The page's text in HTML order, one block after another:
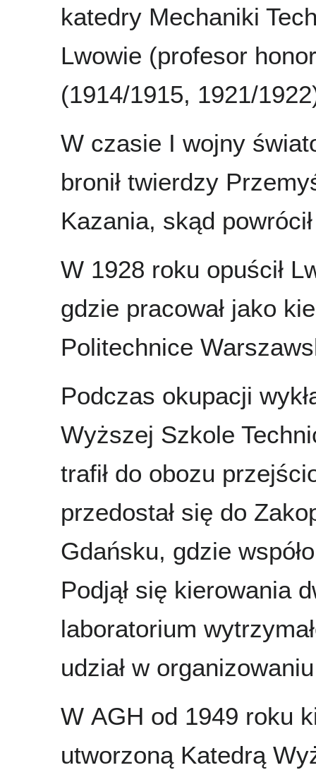
katedry Mechaniki
Lwowie (profesor
(1914/1915, 1921/
W czasie I wojny
bronił twierdzy
Kazania, skąd
W 1928 roku opuścił
gdzie pracował jako
Politechnice
Podczas okupacji
Wyższej Szkole
trafił do obozu
przedostał się do
Gdańsku, gdzie
Podjął się kierowania
laboratorium
udział w
W AGH od 1949 roku
utworzoną Katedrą